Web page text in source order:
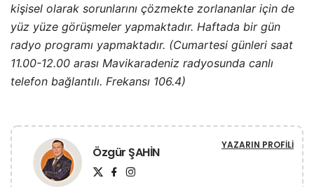
kişisel olarak sorunlarını çözmekte zorlananlar için de
yüz yüze görüşmeler yapmaktadır. Haftada bir gün
radyo programı yapmaktadır. (Cumartesi günleri saat
11.00-12.00 arası Mavikaradeniz radyosunda canlı
telefon bağlantılı. Frekansı 106.4)
Özgür ŞAHİN YAZARIN PROFILI